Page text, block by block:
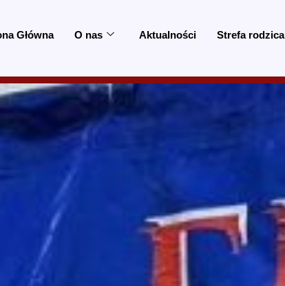
Główna O nas Aktualności Strefa rodzica